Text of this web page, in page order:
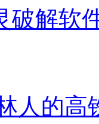
破解软
人的高